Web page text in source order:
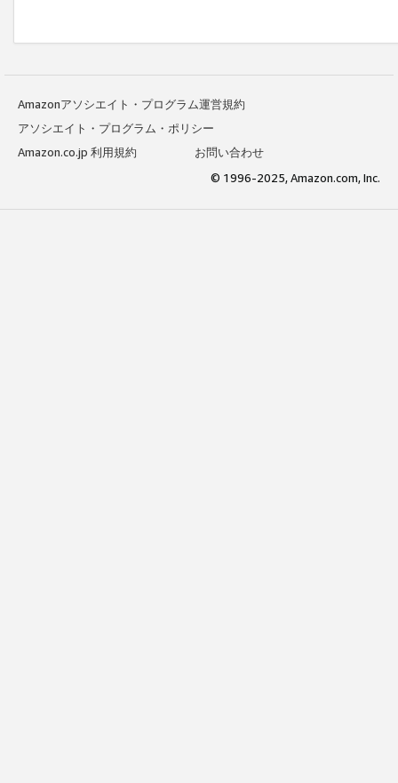
Amazonアソシエイト・プログラム運営規約
アソシエイト・プログラム・ポリシー
Amazon.co.jp 利用規約
お問い合わせ
© 1996-2025, Amazon.com, Inc.